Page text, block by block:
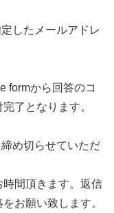
したメールアドレ
formから回答のコ
了となります。
め切らせていただ
間頂きます。返信
お願い致します。